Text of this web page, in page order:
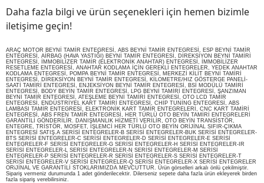
Daha fazla bilgi ve ürün seçenekleri için hemen bizimle
iletişime geçin!
ARAÇ MOTOR BEYNİ TAMİR ENTEGRESİ, ABS BEYNİ TAMİR ENTEGRESİ, ESP BEYNİ TAMİR
ENTEGRESİ, AİRBAG (HAVA YASTIĞI) BEYNİ TAMİR ENTEGRESİ, DİREKSİYON BEYNİ TAMİRİ
ENTEGRESİ, İMMOBİLİZER TAMİR (ELEKTRONİK ANAHTAR) ENTEGRESİ, İMMOBİLİZER
RESETLEME ENTEGRESİ, ANAHTAR KODLAMA İÇİN GEREKLİ ENTEGRELER, YEDEK ANAHTAR
KODLAMA ENTEGRESİ, POMPA BEYNİ TAMİR ENTEGRESİ, MERKEZİ KİLİT BEYNİ TAMİRİ
ENTEGRESİ, DİREKSİYON BEYNİ TAMİR ENTEGRESİ, KİLOMETRE/HIZ GÖSTERGE PANELİ-
SAATİ TAMİRİ ENTEGRESİ, ENJEKSİYON BEYNİ TAMİR ENTEGRESİ, BSİ MODÜLÜ TAMİRİ
ENTEGRESİ, BODY BEYİN TAMİR ENTEGRESİ, LPG BEYNİ TAMİRİ ENTEGRESİ, ŞANZIMAN
BEYNİ TAMİR ENTEGRESİ, ATEŞLEME BEYNİ TAMİRİ ENTEGRESİ, OTO LCD TAMİR
ENTEGRESİ, ENDÜSTRİYEL KART TAMİRİ ENTEGRESİ, CHİP TUNİNG ENTEGRESİ, ABS
LAMBASI TAMİR ENTEGRESİ, ELEKTRONİK KART TAMİR ENTEGRELERİ, CNC KART TAMİRİ
ENTEGRESİ, ABS FREN TAMİR ENTEGRESİ, HER TÜRLÜ OTO BEYİN TAMİRİ ENTEGRELERİ
GARANTİLİ GÖNDERİLİR. DANIŞMANLIK HİZMETİ VERİLİR, OTO BEYİN TRANSİSTÖR,
ENTEGRE, TRİSTÖR, MOSFET, İŞLEMCİ HER TÜRLÜ OTO BEYİN ORİJİNAL SIFIR-ÇIKMA
ENTEGRESİ SATIŞ.A SERİSİ ENTEGRELER-B SERİSİ ENTEGRELER-BUK SERİSİ ENTEGRELER-
BTS SERİSİ ENTEGRELER-C SERİSİ ENTEGRELER-D SERİSİ ENTEGRELER-E SERİSİ
ENTEGRELER-F SERİSİ ENTEGRELER-G SERİSİ ENTEGRELER-H SERİSİ ENTEGRELER-IR
SERİSİ ENTEGRELER-L SERİSİ ENTEGRELER-N SERİSİ ENTEGRELER-M SERİSİ
ENTEGRELER-P SERİSİ ENTEGRELER-R SERİSİ ENTEGRELER-S SERİSİ ENTEGRELER-T
SERİSİ ENTEGRELER-V SERİSİ ENTEGRELER-Q SERİSİ ENTEGRELER-X SERİSİ ENTEGRELER
ORiJİNAL VE GARANTİLİ STOKLARIMIZDA MEVCUTTUR. Ürün görselleri arkalı önlü çekilmiştir.
Sipariş vermeniz durumunda 1 adet gönderilecektir. Dilerseniz sepete daha fazla ürün ekleyerek birden
fazla sipariş verebilirsiniz.